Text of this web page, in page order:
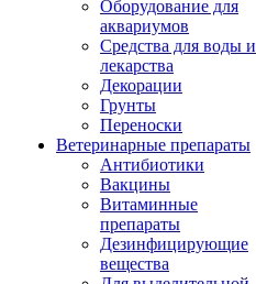
Оборудование для
аквариумов
Средства для воды и
лекарства
Декорации
Грунты
Переноски
Ветеринарные препараты
Антибиотики
Вакцины
Витаминные
препараты
Дезинфицирующие
вещества